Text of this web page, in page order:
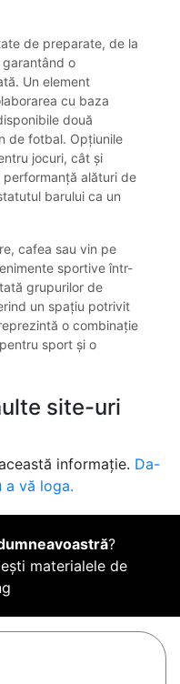
de preparate, de la
o
Un element
cu baza
două
de fotbal. Opțiunile
jocuri, cât și
alături de
barului ca un
cafea sau vin pe
sportive într-
grupurilor de
un spațiu potrivit
o combinație
sport și o
site-uri
informație. Da-
vă loga.
?
materialele de